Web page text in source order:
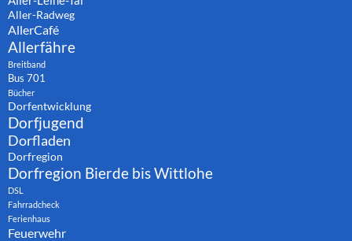
Aller-Radweg
AllerCafé
Allerfähre
Breitband
Bus 701
Bücher
Dorfentwicklung
Dorfjugend
Dorfladen
Dorfregion
Dorfregion Bierde bis Wittlohe
DSL
Fahrradcheck
Ferienhaus
Feuerwehr